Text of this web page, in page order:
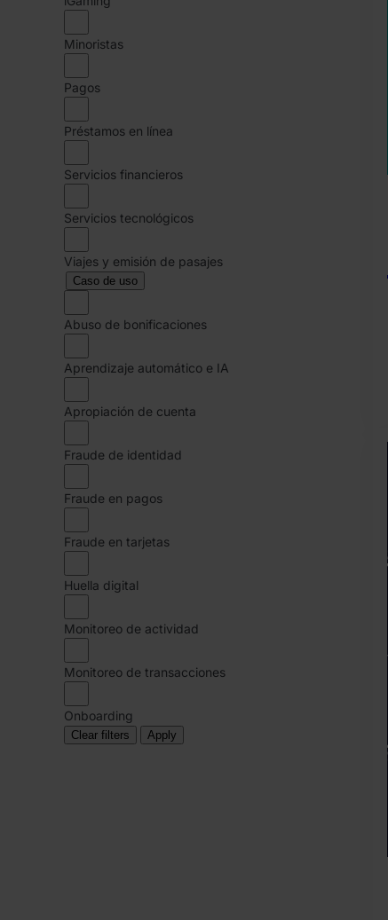
Minoristas
Pagos
Préstamos en línea
Servicios financieros
Servicios tecnológicos
Viajes y emisión de pasajes
Caso de uso
Abuso de bonificaciones
Aprendizaje automático e IA
Apropiación de cuenta
Fraude de identidad
Fraude en pagos
Fraude en tarjetas
Huella digital
Monitoreo de actividad
Monitoreo de transacciones
Onboarding
Clear filters Apply